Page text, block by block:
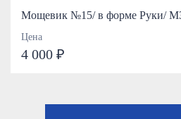
Мощевик №15/ в форме Руки/
Цена
4 000 ₽